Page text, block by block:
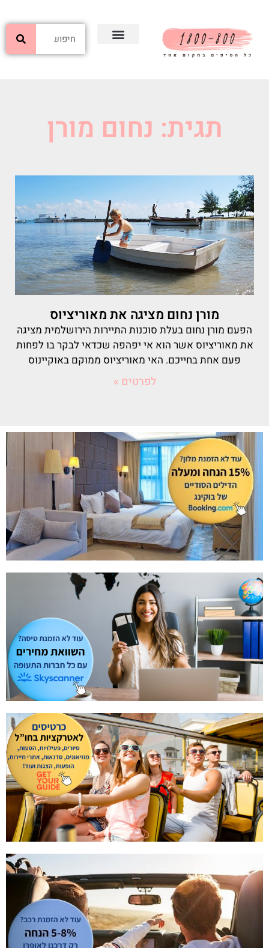
תגית: נחום מורן
מורן נחום מציגה את מאוריציוס
הפעם מורן נחום בעלת סוכנות התיירות הירושלמית מציגה
את מאוריציוס אשר הוא אי יפהפה שכדאי לבקר בו לפחות
פעם אחת בחייכם. האי מאוריציוס ממוקם באוקיינוס
לפרטים »